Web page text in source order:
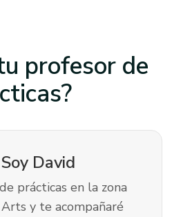
profesor de
David
prácticas en la zona
y te acompañaré